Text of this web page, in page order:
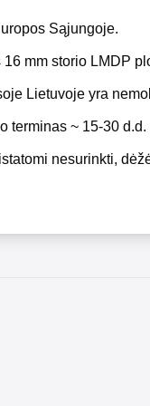
Sąjungoje.
mm storio LMDP
Lietuvoje yra
terminas ~ 15-30 d.d.
nesurinkti,